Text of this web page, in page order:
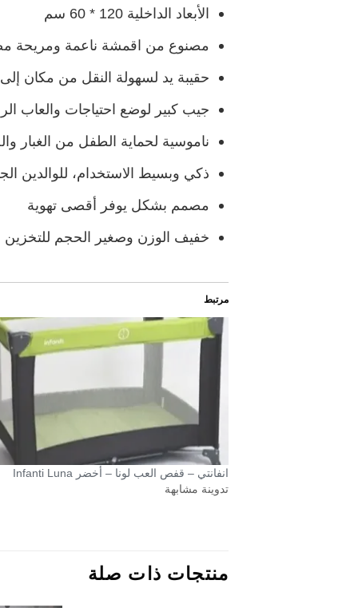
الأبعاد الداخلية 120 * 60 سم
مصنوع من اقمشة ناعمة ومريحة
حقيبة يد لسهولة النقل من مكان
جيب كبير لوضع احتياجات والعاب
ناموسية لحماية الطفل من الغبار
ذكي وبسيط الاستخدام، للوالدين
مصمم بشكل يوفر أقصى تهوية
خفيف الوزن وصغير الحجم للتخزين
مرتبط
انفانتي – قفص العب لونا – أخضر Infanti Luna
تدوينة مشابهة
منتجات ذات صلة